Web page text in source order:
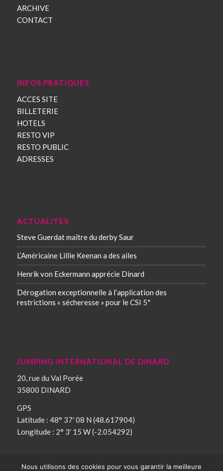
ARCHIVE
CONTACT
INFOS PRATIQUES
ACCES SITE
BILLETERIE
HOTELS
RESTO VIP
RESTO PUBLIC
ADRESSES
ACTUALITES
Steve Guerdat maître du derby Saur
L’Américaine Lillie Keenan a des ailes
Henrik von Eckermann apprécie Dinard
Dérogation exceptionnelle à l’application des
restrictions « sécheresse » pour le CSI 5*
JUMPING INTERNATIONAL DE DINARD
20, rue du Val Porée
35800 DINARD
GPS
Latitude : 48° 37′ 08 N (48.617904)
Longitude : 2° 3′ 15 W (-2.054292)
Nous utilisons des cookies pour vous garantir la meilleure